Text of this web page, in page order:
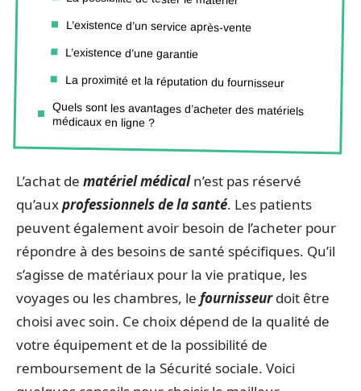
L’existence d’un service après-vente
L’existence d’une garantie
La proximité et la réputation du fournisseur
Quels sont les avantages d’acheter des matériels
médicaux en ligne ?
L’achat de matériel médicaln’est pas réservé
qu’auxprofessionnels de la santé. Les patients
peuvent également avoir besoin de l’acheter pour
répondre à des besoins de santé spécifiques. Qu’il
s’agisse de matériaux pour la vie pratique, les
voyages ou les chambres, le fournisseurdoit être
choisi avec soin. Ce choix dépend de la qualité de
votre équipement et de la possibilité de
remboursement de la Sécurité sociale. Voici